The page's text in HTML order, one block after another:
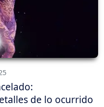
de lo ocurrido